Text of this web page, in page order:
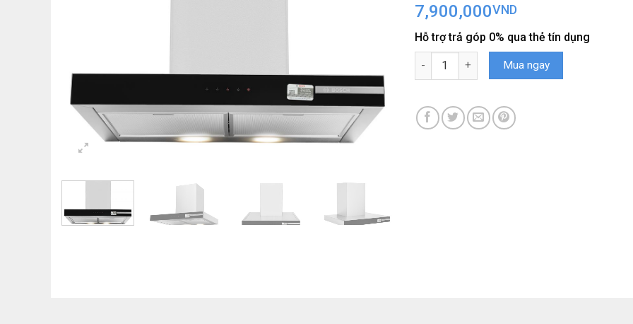
7,900,000VND
Hỗ trợ trả góp 0% qua thẻ tín dụng
Máy hút mùi áp tường Bosch DWB67BK61T số
Mua ngay